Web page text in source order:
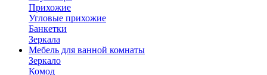
Прихожие
Угловые прихожие
Банкетки
Зеркала
Мебель для ванной комнаты
Зеркало
Комод